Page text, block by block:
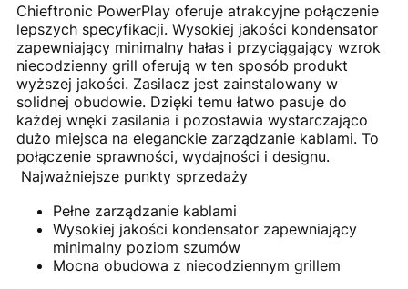
Chieftronic PowerPlay oferuje atrakcyjne połączenie
lepszych specyfikacji. Wysokiej jakości kondensator
zapewniający minimalny hałas i przyciągający wzrok
niecodzienny grill oferują w ten sposób produkt
wyższej jakości. Zasilacz jest zainstalowany w
solidnej obudowie. Dzięki temu łatwo pasuje do
każdej wnęki zasilania i pozostawia wystarczająco
dużo miejsca na eleganckie zarządzanie kablami. To
połączenie sprawności, wydajności i designu.
Najważniejsze punkty sprzedaży
Pełne zarządzanie kablami
Wysokiej jakości kondensator zapewniający
minimalny poziom szumów
Mocna obudowa z niecodziennym grillem